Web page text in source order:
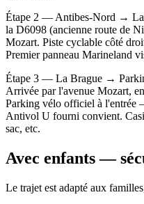
Étape 2 — Antibes-Nord → La
la D6098 (ancienne route de
Mozart. Piste cyclable côté
Premier panneau Marineland
Étape 3 — La Brague →
Arrivée par l'avenue Mozart,
Parking vélo officiel à l'entrée
Antivol U fourni convient.
sac, etc.
Avec enfants —
Le trajet est adapté aux